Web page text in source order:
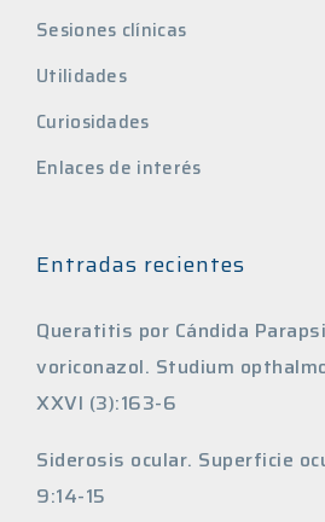
Sesiones clínicas
Utilidades
Curiosidades
Enlaces de interés
Entradas recientes
Queratitis por Cándida
voriconazol. Studium
XXVI (3):163-6
Siderosis ocular. Superficie
9:14-15